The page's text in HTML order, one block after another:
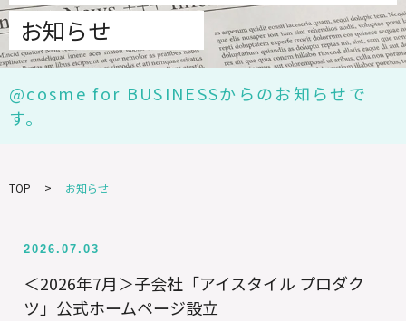
お知らせ
@cosme for BUSINESSからのお知らせで
す。
TOP お知らせ
2026.07.03
＜2026年7月＞子会社「アイスタイル プロダク
ツ」公式ホームページ設立